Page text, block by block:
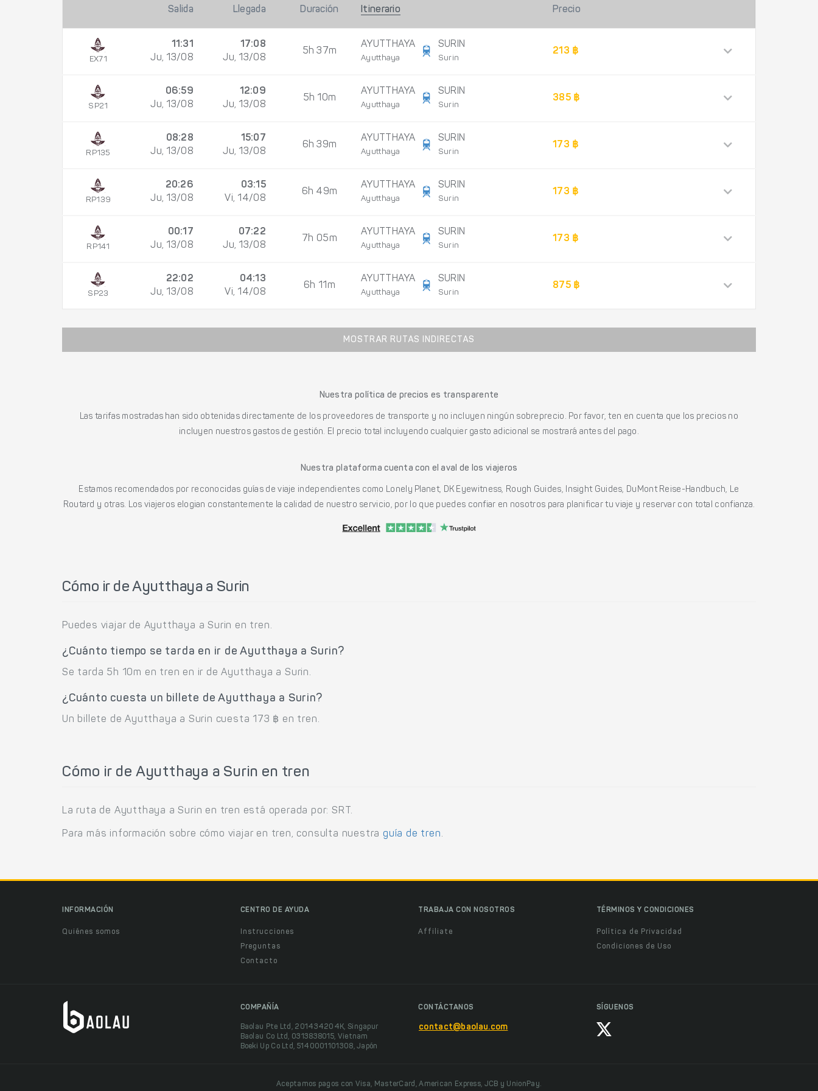
Salida Llegada Duración Itinerario Precio
EX71
11:31
Ju, 13/08
17:08
Ju, 13/08
5h 37m
AYUTTHAYA
Ayutthaya
SURIN
Surin
213 ฿
SP21
06:59
Ju, 13/08
12:09
Ju, 13/08
5h 10m
AYUTTHAYA
Ayutthaya
SURIN
Surin
385 ฿
RP135
08:28
Ju, 13/08
15:07
Ju, 13/08
6h 39m
AYUTTHAYA
Ayutthaya
SURIN
Surin
173 ฿
RP139
20:26
Ju, 13/08
03:15
Vi, 14/08
6h 49m
AYUTTHAYA
Ayutthaya
SURIN
Surin
173 ฿
RP141
00:17
Ju, 13/08
07:22
Ju, 13/08
7h 05m
AYUTTHAYA
Ayutthaya
SURIN
Surin
173 ฿
SP23
22:02
Ju, 13/08
04:13
Vi, 14/08
6h 11m
AYUTTHAYA
Ayutthaya
SURIN
Surin
875 ฿
MOSTRAR RUTAS INDIRECTAS
Nuestra política de precios es transparente
Las tarifas mostradas han sido obtenidas directamente de los proveedores de transporte y no incluyen ningún sobreprecio. Por favor, ten en cuenta que los precios no
incluyen nuestros gastos de gestión. El precio total incluyendo cualquier gasto adicional se mostrará antes del pago.
Nuestra plataforma cuenta con el aval de los viajeros
Estamos recomendados por reconocidas guías de viaje independientes como Lonely Planet, DK Eyewitness, Rough Guides, Insight Guides, DuMont Reise-Handbuch, Le
Routard y otras. Los viajeros elogian constantemente la calidad de nuestro servicio, por lo que puedes confiar en nosotros para planificar tu viaje y reservar con total confianza.
Cómo ir de Ayutthaya a Surin
Puedes viajar de Ayutthaya a Surin en tren.
¿Cuánto tiempo se tarda en ir de Ayutthaya a Surin?
Se tarda 5h 10m en tren en ir de Ayutthaya a Surin.
¿Cuánto cuesta un billete de Ayutthaya a Surin?
Un billete de Ayutthaya a Surin cuesta 173 ฿ en tren.
Cómo ir de Ayutthaya a Surin en tren
La ruta de Ayutthaya a Surin en tren está operada por: SRT.
Para más información sobre cómo viajar en tren, consulta nuestra guía de tren.
INFORMACIÓN
Quiénes somos
CENTRO DE AYUDA
Instrucciones
Preguntas
Contacto
TRABAJA CON NOSOTROS
Affiliate
TÉRMINOS Y CONDICIONES
Política de Privacidad
Condiciones de Uso
COMPAÑÍA
Baolau Pte Ltd, 201434204K, Singapur
Baolau Co Ltd, 0313838015, Vietnam
Boeki Up Co Ltd, 5140001101308, Japón
CONTÁCTANOS
contact@baolau.com
SÍGUENOS
Aceptamos pagos con Visa, MasterCard, American Express, JCB y UnionPay.